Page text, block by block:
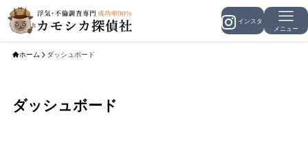
メニュー
ホーム ダッシュボード
ダッシュボード